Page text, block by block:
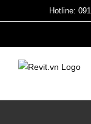
to
Hotline: